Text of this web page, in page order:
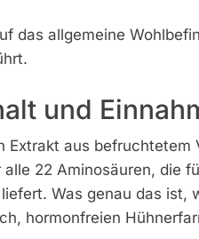
das allgemeine
und
Extrakt aus
alle 22 Aminosäuren, die
Was genau das
hormonfreien